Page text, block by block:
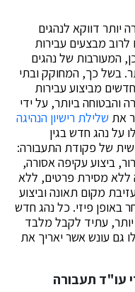
יותר דווקא לנהגים
מבצעים עבירות
המעורבות של נהגים
בשל כך, המחוקק ובתי
מביצוע עבירות
והבטוחה ביותר, על ידי
את שלילת רישיון הנהיגה
על נהג חדש בגין
של פקודת התעבורה:
ביצוע עקיפה אסורה,
ללא מסירת פרטים, ללא
מקום תאונה וביצוע
באופן פיזי. כל נהג חדש
עתיד לקבל מלבד
גם עונש אשר יאריך את
עו"ד תעבורה